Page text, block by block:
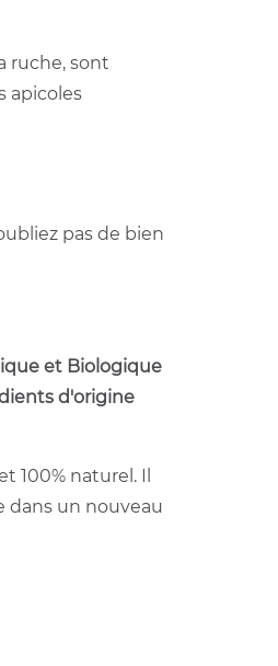
ruche, sont
apicoles
pas de bien
et Biologique
d'origine
100% naturel. Il
dans un nouveau